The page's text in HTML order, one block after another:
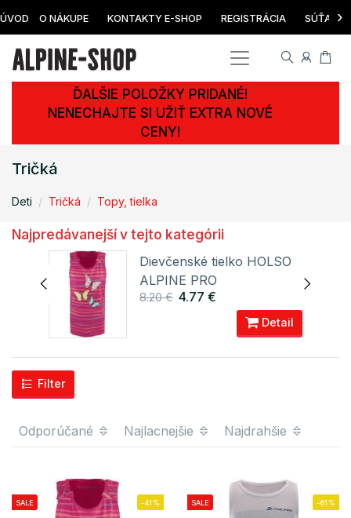
ÚVOD O NÁKUPE KONTAKTY E-SHOP REGISTRÁCIA SÚŤAŽ ›
ĎALŠIE POLOŽKY PRIDANÉ!
NENECHAJTE SI UŽIŤ EXTRA NOVÉ
CENY!
Tričká
Deti Tričká Topy, tielka
Najpredávanejší v tejto kategórii
Dievčenské tielko HOLSO
ALPINE PRO
8.20 € 4.77 €
Detail
Filter
Odporúčané Najlacnejšie Najdrahšie
SALE -41% SALE -61%